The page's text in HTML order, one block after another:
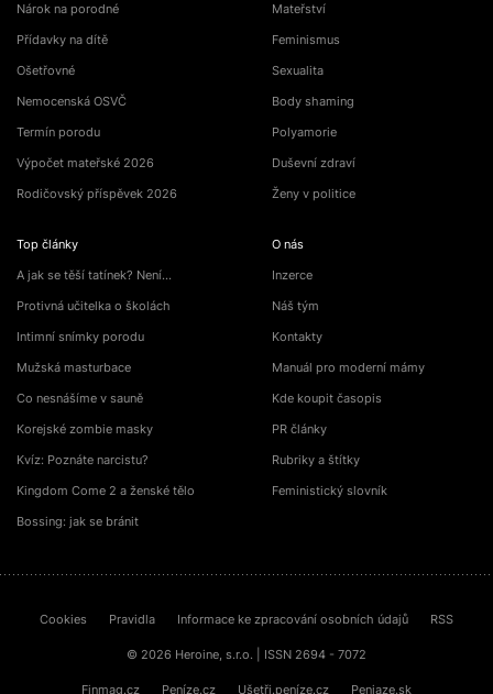
Nárok na porodné
Přídavky na dítě
Ošetřovné
Nemocenská OSVČ
Termín porodu
Výpočet mateřské 2026
Rodičovský příspěvek 2026
Top články
A jak se těší tatínek? Není…
Protivná učitelka o školách
Intimní snímky porodu
Mužská masturbace
Co nesnášíme v sauně
Korejské zombie masky
Kvíz: Poznáte narcistu?
Kingdom Come 2 a ženské tělo
Bossing: jak se bránit
Mateřství
Feminismus
Sexualita
Body shaming
Polyamorie
Duševní zdraví
Ženy v politice
O nás
Inzerce
Náš tým
Kontakty
Manuál pro moderní mámy
Kde koupit časopis
PR články
Rubriky a štítky
Feministický slovník
Cookies Pravidla Informace ke zpracování osobních údajů RSS
© 2026 Heroine, s.r.o. | ISSN 2694 - 7072
Finmag.cz Peníze.cz Ušetři.peníze.cz Peniaze.sk